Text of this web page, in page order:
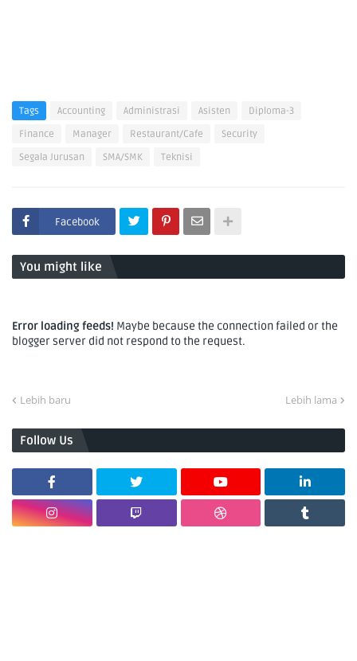
Tags Accounting Administrasi Asisten
Diploma-3
Finance
Manager Restaurant/Cafe
Security
Segala Jurusan
SMA/SMK Teknisi
Facebook
You might like
Error loading feeds! Maybe because the connection failed or the
blogger server did not respond to the request.
Lebih baru Lebih lama
Follow Us